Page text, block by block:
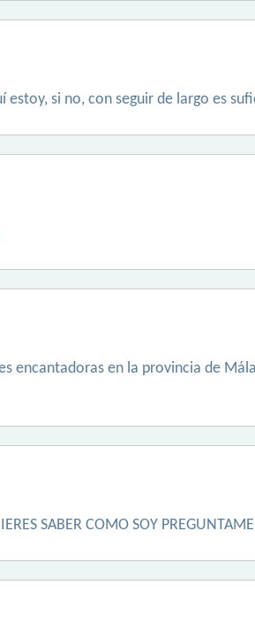
estoy, si no, con seguir de largo es
encantadoras en la provincia de
SABER COMO SOY